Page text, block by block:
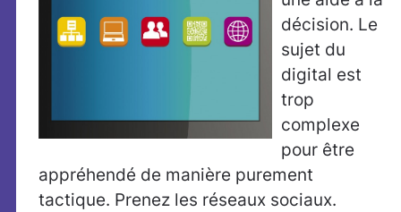
décision. Le
sujet du
digital est
trop
complexe
pour être
appréhendé de manière purement
tactique. Prenez les réseaux sociaux.